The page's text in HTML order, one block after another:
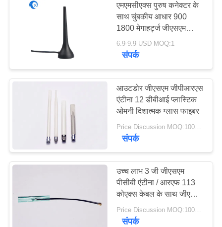
समाचार
साइटमैप
PRIVACY
जीपीएस नेविगेशन एंटीना
50
शीसे रेशा बेस स्टेशन
एंटीना
58
एमएमसीएक्स पुरुष कनेक्टर के
साथ चुंबकीय आधार 900
1800 मेगाहर्ट्ज जीएसएम
जीपीआरएस एंटीना
6.9-9.9 USD MOQ:1
संपर्क
आउटडोर जीएसएम जीपीआरएस
एंटीना 12 डीबीआई प्लास्टिक
ओमनी दिशात्मक ग्लास फाइबर
संपर्क
उच्च लाभ 3 जी जीएसएम
पीसीबी एंटीना / आरएफ 113
कोएक्स केबल के साथ जीएसएम
आंतरिक एंटीना में निर्मित
Price Discussion MOQ:100PCS
संपर्क